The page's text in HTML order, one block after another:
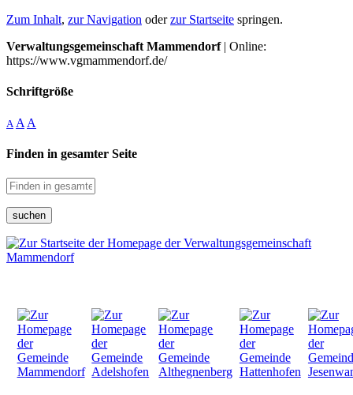
Zum Inhalt, zur Navigation oderzur Startseite springen.
Verwaltungsgemeinschaft Mammendorf| Online:
https://www.vgmammendorf.de/
Schriftgröße
A A A
Finden in gesamter Seite
suchen